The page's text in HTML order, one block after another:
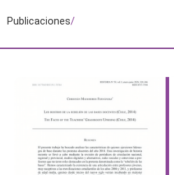
Publicaciones/